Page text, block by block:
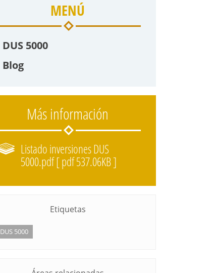
MENÚ
DUS 5000
Blog
Más información
Listado inversiones DUS
5000.pdf [ pdf 537.06KB ]
Etiquetas
DUS 5000